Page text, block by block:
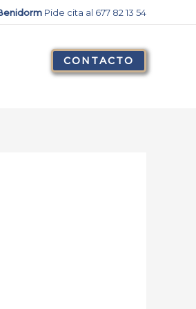
Pide cita al 677 82 13 54
CONTACTO